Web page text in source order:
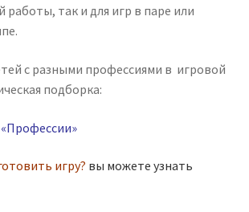
работы, так и для игр в паре или
с разными профессиями в игровой
подборка:
игру? вы можете узнать